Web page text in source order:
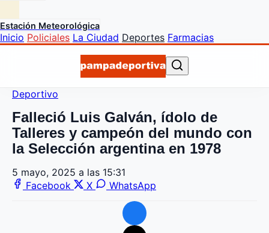
Estación Meteorológica
Inicio Policiales La Ciudad Deportes Farmacias
Deportivo
Falleció Luis Galván, ídolo de
Talleres y campeón del mundo con
la Selección argentina en 1978
5 mayo, 2025 a las 15:31
Facebook
X WhatsApp